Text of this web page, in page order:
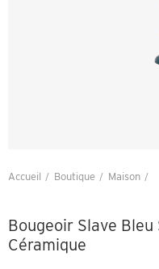
Accueil Boutique
Maison
Bougeoir Slave Bleu
Céramique